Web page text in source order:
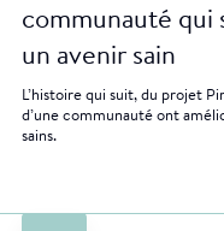
communauté qui
un avenir sain
L’histoire qui suit, du projet
d’une communauté ont
sains.